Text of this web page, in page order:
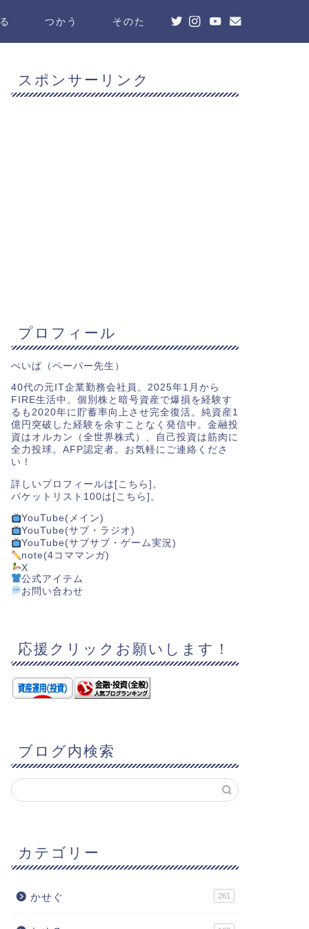
つかう そのた
スポンサーリンク
プロフィール
ぺいぱ（ペーパー先生）
40代の元IT企業勤務会社員。2025年1月から
FIRE生活中。個別株と暗号資産で爆損を経験す
るも2020年に貯蓄率向上させ完全復活。純資産1
億円突破した経験を余すことなく発信中。金融投
資はオルカン（全世界株式）、自己投資は筋肉に
全力投球。AFP認定者。お気軽にご連絡くださ
い！
詳しいプロフィールは[ こちら ]。
バケットリスト100は[ こちら ]。
YouTube(メイン)
YouTube(サブ・ラジオ)
YouTube(サブサブ・ゲーム実況)
note(4コママンガ)
X
公式アイテム
お問い合わせ
応援クリックお願いします！
ブログ内検索
カテゴリー
かせぐ 261